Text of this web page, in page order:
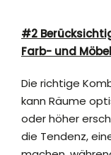
#2
Farb- und
Die richtige
kann Räume
oder höher
die Tendenz,